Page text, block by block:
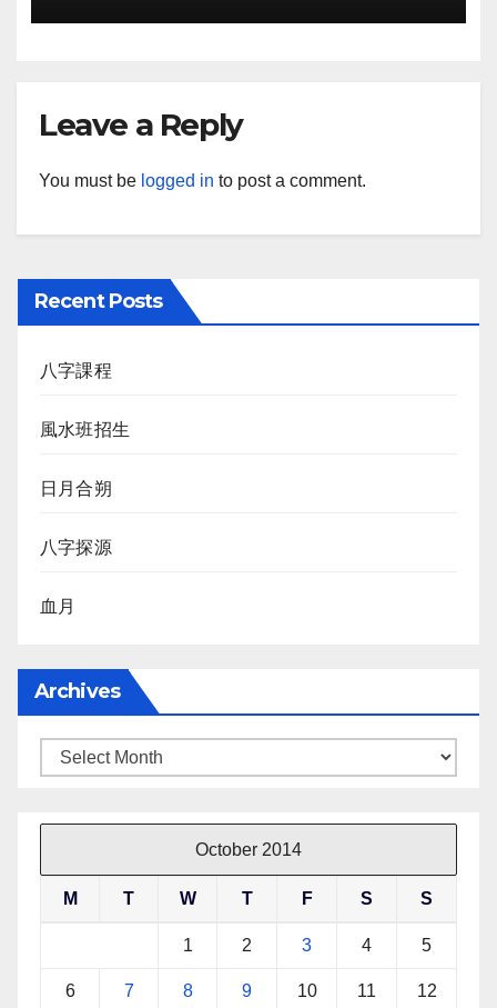
Leave a Reply
You must be logged in to post a comment.
Recent Posts
八字課程
風水班招生
日月合朔
八字探源
血月
Archives
Archives
October 2014
M T W T F S S
1 2 3 4 5
6 7 8 9 10 11 12